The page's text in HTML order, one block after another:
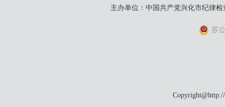
主办单位：中国共产党兴化市纪律
苏